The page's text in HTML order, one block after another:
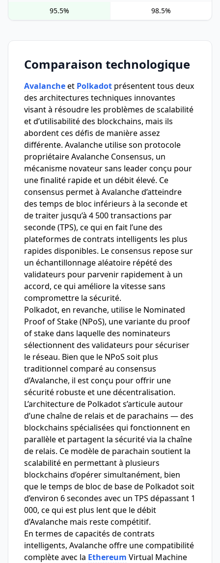
95.5%
98.5%
Comparaison technologique
Avalancheet Polkadot présentent tous deux
des architectures techniques innovantes
visant à résoudre les problèmes de scalabilité
et d’utilisabilité des blockchains, mais ils
abordent ces défis de manière assez
différente. Avalanche utilise son protocole
propriétaire Avalanche Consensus, un
mécanisme novateur sans leader conçu pour
une finalité rapide et un débit élevé. Ce
consensus permet à Avalanche d’atteindre
des temps de bloc inférieurs à la seconde et
de traiter jusqu’à 4 500 transactions par
seconde (TPS), ce qui en fait l’une des
plateformes de contrats intelligents les plus
rapides disponibles. Le consensus repose sur
un échantillonnage aléatoire répété des
validateurs pour parvenir rapidement à un
accord, ce qui améliore la vitesse sans
compromettre la sécurité.
Polkadot, en revanche, utilise le Nominated
Proof of Stake (NPoS), une variante du proof
of stake dans laquelle des nominateurs
sélectionnent des validateurs pour sécuriser
le réseau. Bien que le NPoS soit plus
traditionnel comparé au consensus
d’Avalanche, il est conçu pour offrir une
sécurité robuste et une décentralisation.
L’architecture de Polkadot s’articule autour
d’une chaîne de relais et de parachains — des
blockchains spécialisées qui fonctionnent en
parallèle et partagent la sécurité via la chaîne
de relais. Ce modèle de parachain soutient la
scalabilité en permettant à plusieurs
blockchains d’opérer simultanément, bien
que le temps de bloc de base de Polkadot soit
d’environ 6 secondes avec un TPS dépassant 1
000, ce qui est plus lent que le débit
d’Avalanche mais reste compétitif.
En termes de capacités de contrats
intelligents, Avalanche offre une compatibilité
complète avec la Ethereum Virtual Machine